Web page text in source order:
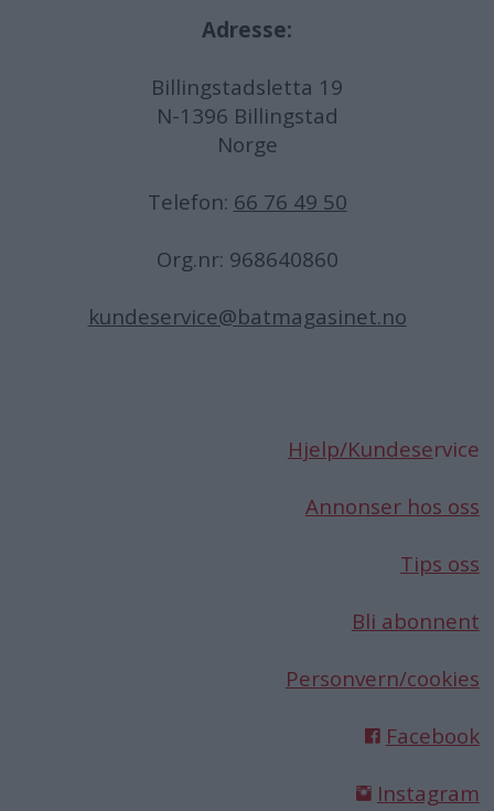
Adresse:
Billingstadsletta 19
N-1396 Billingstad
Norge
Telefon: 66 76 49 50
Org.nr: 968640860
kundeservice@batmagasinet.no
Hjelp/Kundeservice
Annonser hos oss
Tips oss
Bli abonnent
Personvern/cookies
Facebook
Instagram